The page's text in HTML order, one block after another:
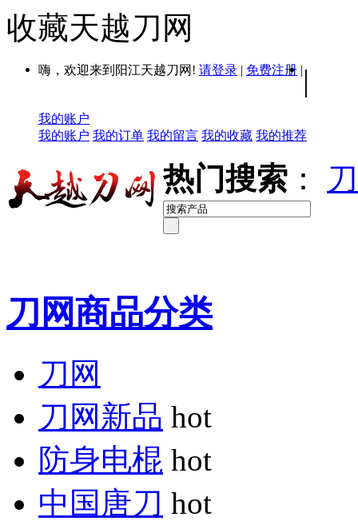
收藏天越刀网
嗨，欢迎来到阳江天越刀网! 请登录 | 免费注册 | |
我的账户
我的账户 我的订单 我的留言 我的收藏 我的推荐
热门搜索 ：
刀网商品分类
刀网
刀网新品 hot
防身电棍 hot
中国唐刀 hot